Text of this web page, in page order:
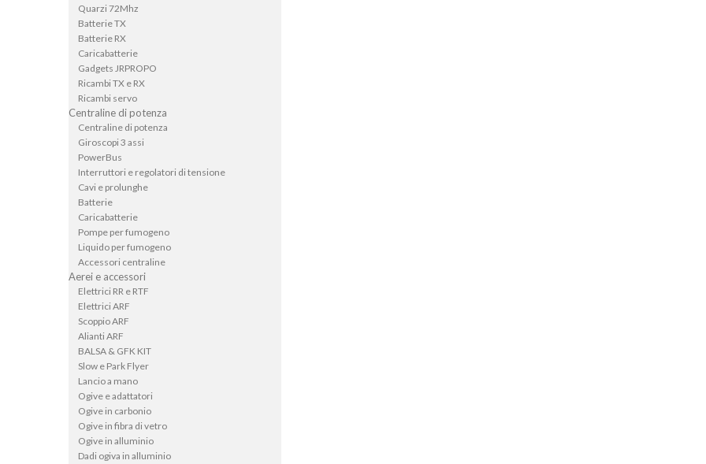
Quarzi 72Mhz
Batterie TX
Batterie RX
Caricabatterie
Gadgets JRPROPO
Ricambi TX e RX
Ricambi servo
Centraline di potenza
Centraline di potenza
Giroscopi 3 assi
PowerBus
Interruttori e regolatori di tensione
Cavi e prolunghe
Batterie
Caricabatterie
Pompe per fumogeno
Liquido per fumogeno
Accessori centraline
Aerei e accessori
Elettrici RR e RTF
Elettrici ARF
Scoppio ARF
Alianti ARF
BALSA & GFK KIT
Slow e Park Flyer
Lancio a mano
Ogive e adattatori
Ogive in carbonio
Ogive in fibra di vetro
Ogive in alluminio
Dadi ogiva in alluminio